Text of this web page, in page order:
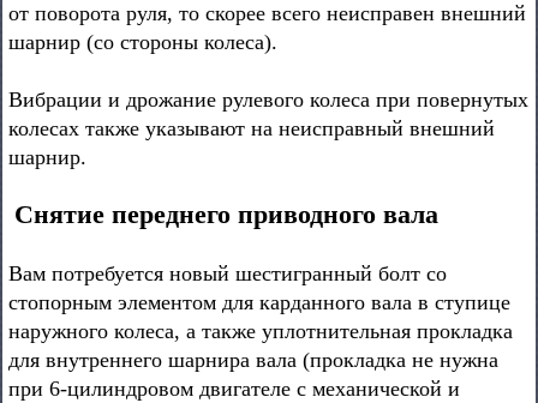
от поворота руля, то скорее всего неисправен внешний
шарнир (со стороны колеса).
Вибрации и дрожание рулевого колеса при повернутых
колесах также указывают на неисправный внешний
шарнир.
Снятие переднего приводного вала
Вам потребуется новый шестигранный болт со
стопорным элементом для карданного вала в ступице
наружного колеса, а также уплотнительная прокладка
для внутреннего шарнира вала (прокладка не нужна
при 6-цилиндровом двигателе с механической и